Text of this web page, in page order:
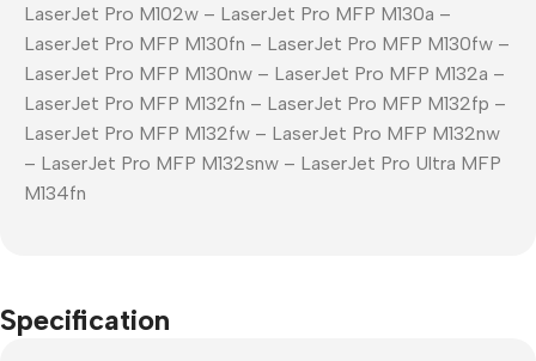
LaserJet Pro M102w – LaserJet Pro MFP M130a –
LaserJet Pro MFP M130fn – LaserJet Pro MFP M130fw –
LaserJet Pro MFP M130nw – LaserJet Pro MFP M132a –
LaserJet Pro MFP M132fn – LaserJet Pro MFP M132fp –
LaserJet Pro MFP M132fw – LaserJet Pro MFP M132nw
– LaserJet Pro MFP M132snw – LaserJet Pro Ultra MFP
M134fn
Specification